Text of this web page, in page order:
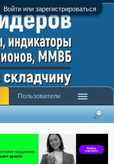
Войти или зарегистрироваться
Пользователи